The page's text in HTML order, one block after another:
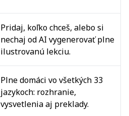
Pridaj, koľko chceš, alebo si
nechaj od AI vygenerovať plne
ilustrovanú lekciu.
Plne domáci vo všetkých 33
jazykoch: rozhranie,
vysvetlenia aj preklady.